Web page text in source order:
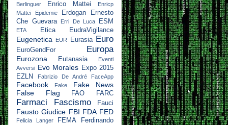
Berlinguer
Enrico Mattei
Enricp
Mattei
Epidemie Erdogan
Ernesto
Che Guevara
Erri De Luca ESM
ETA Etica EudraVigilance
Eugenetica EUR Eurasia Euro
EuroGendFor Europa
Eurozona Eutanasia
Eventi
Avversi Evo Morales Expo 2015
EZLN
Fabrizio De André FaceApp
Facebook Fake
Fake News
False Flag
FAO FARC
Farmaci Fascismo Fauci
Fausto Giudice FBI FDA FED
Felicia Langer FEMA
Ferdinando